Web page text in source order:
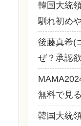
韓国大統
馴れ初め
後藤真希(
ぜ？承認
無料で見
韓国大統